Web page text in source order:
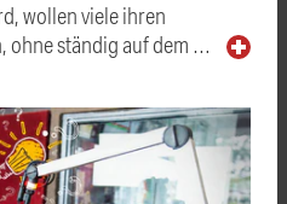
wollen viele ihren
ohne ständig auf dem …